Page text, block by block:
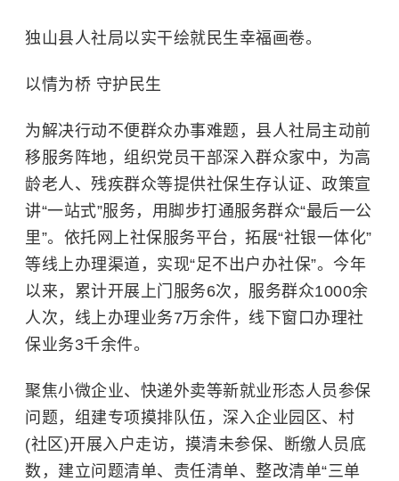
独山县人社局以实干绘就民生幸福画卷。
以情为桥 守护民生
为解决行动不便群众办事难题，县人社局主动前
移服务阵地，组织党员干部深入群众家中，为高
龄老人、残疾群众等提供社保生存认证、政策宣
讲“一站式”服务，用脚步打通服务群众“最后一公
里”。依托网上社保服务平台，拓展“社银一体化”
等线上办理渠道，实现“足不出户办社保”。今年
以来，累计开展上门服务6次，服务群众1000余
人次，线上办理业务7万余件，线下窗口办理社
保业务3千余件。
聚焦小微企业、快递外卖等新就业形态人员参保
问题，组建专项摸排队伍，深入企业园区、村
(社区)开展入户走访，摸清未参保、断缴人员底
数，建立问题清单、责任清单、整改清单“三单